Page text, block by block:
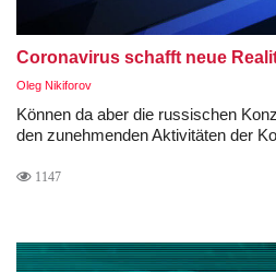
Coronavirus schafft neue
Oleg Nikiforov
Können da aber die russischen
den zunehmenden Aktivitäten der
1147